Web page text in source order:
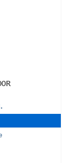
цена: